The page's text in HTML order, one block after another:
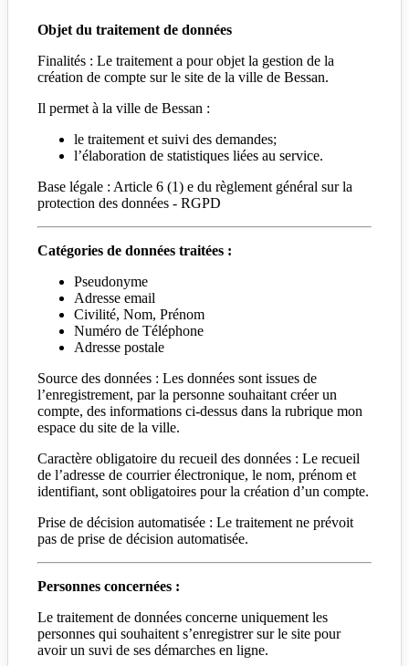
Objet du traitement de données
Finalités : Le traitement a pour objet la gestion de la
création de compte sur le site de la ville de Bessan.
Il permet à la ville de Bessan :
le traitement et suivi des demandes;
l’élaboration de statistiques liées au service.
Base légale : Article 6 (1) e du règlement général sur la
protection des données - RGPD
Catégories de données traitées :
Pseudonyme
Adresse email
Civilité, Nom, Prénom
Numéro de Téléphone
Adresse postale
Source des données : Les données sont issues de
l’enregistrement, par la personne souhaitant créer un
compte, des informations ci-dessus dans la rubrique mon
espace du site de la ville.
Caractère obligatoire du recueil des données : Le recueil
de l’adresse de courrier électronique, le nom, prénom et
identifiant, sont obligatoires pour la création d’un compte.
Prise de décision automatisée : Le traitement ne prévoit
pas de prise de décision automatisée.
Personnes concernées :
Le traitement de données concerne uniquement les
personnes qui souhaitent s’enregistrer sur le site pour
avoir un suvi de ses démarches en ligne.